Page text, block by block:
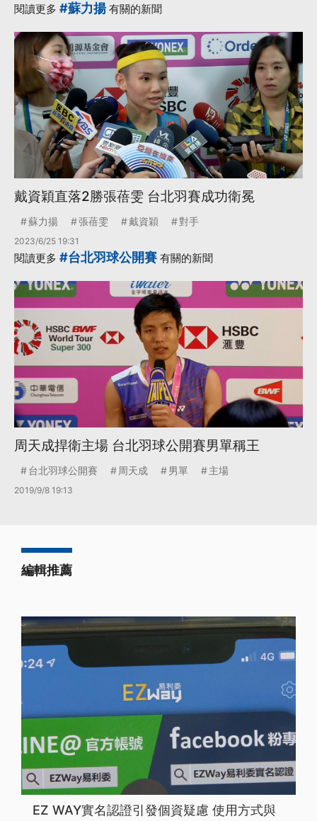
閱讀更多 #蘇力揚有關的新聞
戴資穎直落2勝張蓓雯 台北羽賽成功衛冕
蘇力揚 張蓓雯 戴資穎 對手
2023/6/25 19:31
閱讀更多 #台北羽球公開賽 有關的新聞
周天成捍衛主場 台北羽球公開賽男單稱王
台北羽球公開賽 周天成 男單 主場
2019/9/8 19:13
編輯推薦
EZ WAY實名認證引發個資疑慮 使用方式與